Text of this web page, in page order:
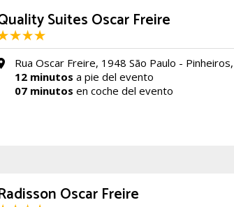
Suites Oscar Freire
Rua Oscar Freire, 1948 São Paulo -
12 minutos a pie del evento
07 minutos en coche del evento
Oscar Freire